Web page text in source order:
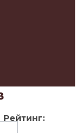
Рейтинг: